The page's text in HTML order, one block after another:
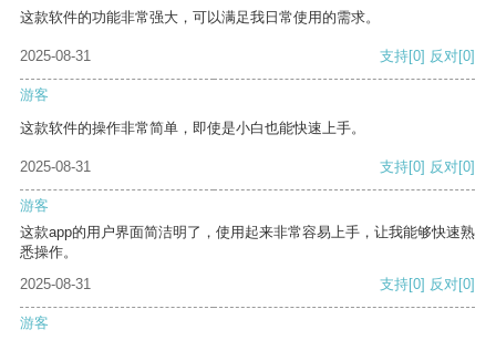
这款软件的功能非常强大，可以满足我日常使用的需求。
2025-08-31 支持[0] 反对[0]
游客
这款软件的操作非常简单，即使是小白也能快速上手。
2025-08-31 支持[0] 反对[0]
游客
这款app的用户界面简洁明了，使用起来非常容易上手，让我能够快速熟
悉操作。
2025-08-31
支持[0] 反对[0]
游客